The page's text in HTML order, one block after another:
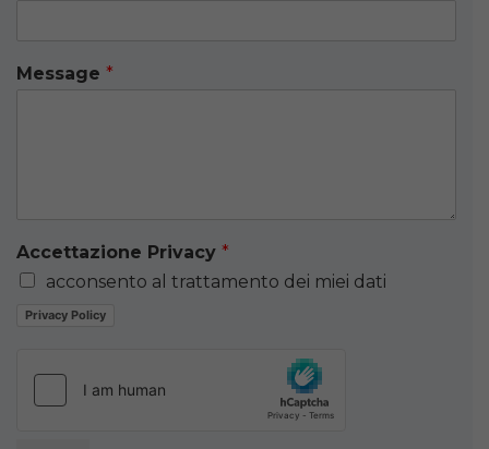
Message *
Accettazione Privacy *
acconsento al trattamento dei miei dati
Privacy Policy